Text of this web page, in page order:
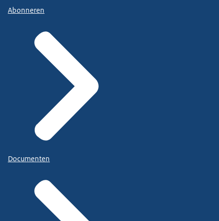
Abonneren
Documenten